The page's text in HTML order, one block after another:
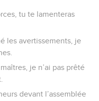
tu te lamenteras
les avertissements, je
je n’ai pas prêté
devant l’assemblée